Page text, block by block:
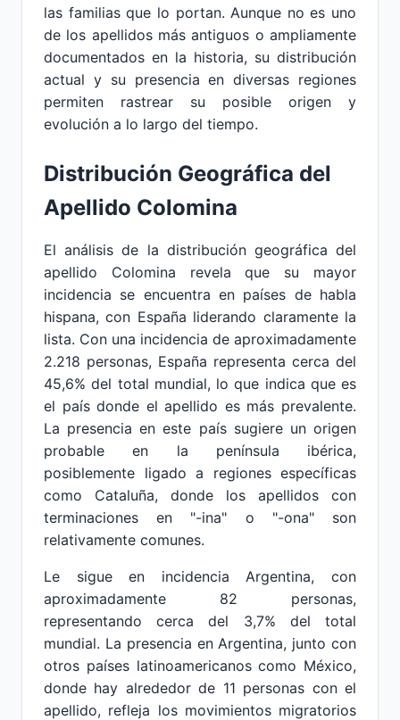
las familias que lo portan. Aunque no es uno
de los apellidos más antiguos o ampliamente
documentados en la historia, su distribución
actual y su presencia en diversas regiones
permiten rastrear su posible origen y
evolución a lo largo del tiempo.
Distribución Geográfica del
Apellido Colomina
El análisis de la distribución geográfica del
apellido Colomina revela que su mayor
incidencia se encuentra en países de habla
hispana, con España liderando claramente la
lista. Con una incidencia de aproximadamente
2.218 personas, España representa cerca del
45,6% del total mundial, lo que indica que es
el país donde el apellido es más prevalente.
La presencia en este país sugiere un origen
probable en la península ibérica,
posiblemente ligado a regiones específicas
como Cataluña, donde los apellidos con
terminaciones en "-ina" o "-ona" son
relativamente comunes.
Le sigue en incidencia Argentina, con
aproximadamente 82 personas,
representando cerca del 3,7% del total
mundial. La presencia en Argentina, junto con
otros países latinoamericanos como México,
donde hay alrededor de 11 personas con el
apellido, refleja los movimientos migratorios